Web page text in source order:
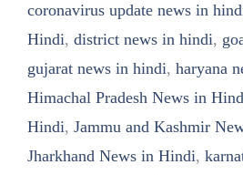
coronavirus update news in
Hindi, district news in hindi,
gujarat news in hindi, haryana
Himachal Pradesh News in
Hindi, Jammu and Kashmir
Jharkhand News in Hindi,